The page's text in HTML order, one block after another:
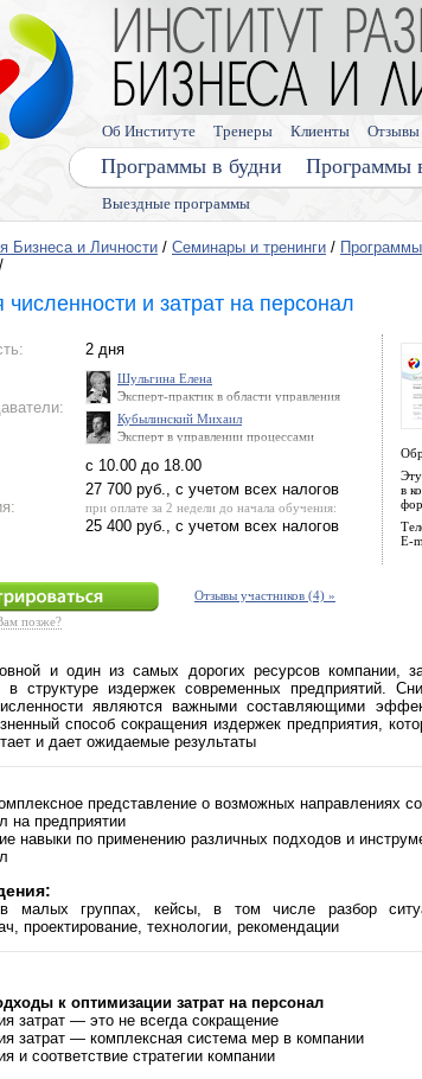
Выездные программы
Программы в будни Программы
Об Институте Тренеры Клиенты Отзывы
Бизнеса и Личности / Семинары и тренинги /
/
и затрат на персонал
2 дня
Шульгина Елена
Эксперт-практик в области управления
и развития human capital. Президент
Ассоциации «Национальный Союз
по профессиональным квалификациям
в области управления персоналом при
Президенте РФ. Член экспертного совета
EPAW (Брюссель). Куратор и преподаватель
программ MBA в ведущих бизнес-школах
Кубылинский Михаил
Эксперт в управлении процессами
маркетинге и продажах, стратегическом
управлении
с 10.00 до 18.00
27 700 руб., с учетом всех налогов
при оплате за 2 недели до начала обучения:
25 400 руб., с учетом всех налогов
в
E-
позже?
Отзывы участников (4) »
и один из самых дорогих ресурсов компании,
структуре издержек современных предприятий.
являются важными составляющими
способ сокращения издержек предприятия,
и дает ожидаемые результаты
представление о возможных направлениях
на предприятии
навыки по применению различных подходов и
малых группах, кейсы, в том числе разбор
проектирование, технологии, рекомендации
к оптимизации затрат на персонал
затрат — это не всегда сокращение
затрат — комплексная система мер в компании
и соответствие стратегии компании